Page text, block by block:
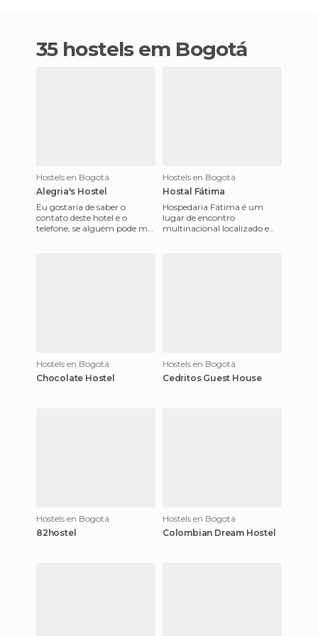
35 hostels em Bogotá
Hostels en Bogotá
Alegria's Hostel
Eu gostaria de saber o
contato deste hotel e o
telefone, se alguém pode me
Hostels en Bogotá
Hostal Fátima
Hospedaria Fátima é um
lugar de encontro
multinacional localizado em
Hostels en Bogotá
Chocolate Hostel
Hostels en Bogotá
Cedritos Guest House
Hostels en Bogotá
82hostel
Hostels en Bogotá
Colombian Dream Hostel